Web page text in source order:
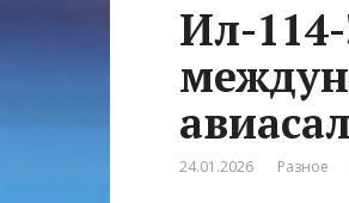
Ил-
24.01.2026 Разное